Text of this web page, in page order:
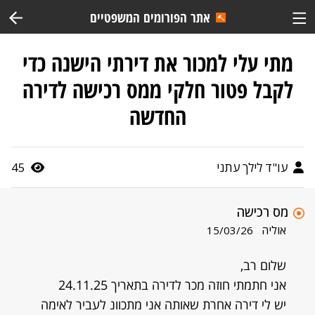
אתר הפורומים המשפטיים
מתי עלי למכור את דירתי הישנה כדי
לקבל פטור חלקי ממס רכישה לדירה
החדשה
עו"ד לילך עתני 45
מס רכישה
אוליה 15/03/26
שלום רב,
אני חתמתי חוזה מכר לדירה בתאריך 24.11.25
יש לי דירה אחרת שאותה אני מתכוונ לעביר לאימה